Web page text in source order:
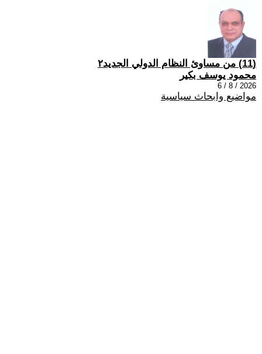
(11) من مساوئ النظام الدولي الجديد٢
محمود يوسف بكير
2026 / 8 / 6
مواضيع وابحاث سياسية